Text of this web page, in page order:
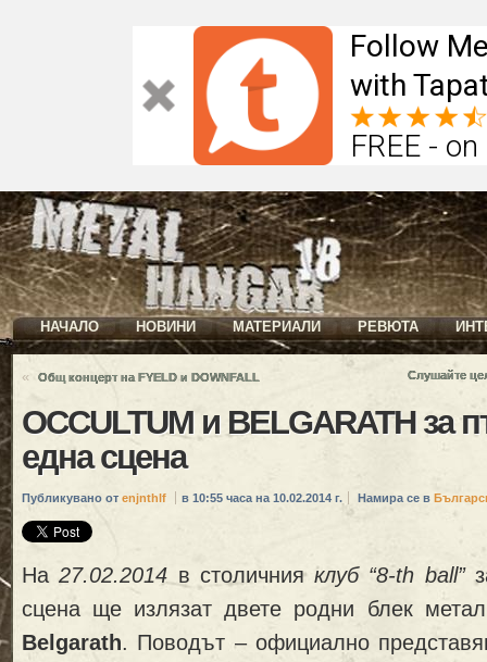
Follow
with
FREE -
НАЧАЛО НОВИНИ МАТЕРИАЛИ РЕВЮТА
« Общ концерт на FYELD и DOWNFALL Слушайте
OCCULTUM и BELGARATH за
една сцена
Публикувано от enjnthlf в 10:55 часа на 10.02.2014 г. Намира се в
На27.02.2014 в столичнияклуб “8-th ball”
сцена ще излязат двете родни блек
Belgarath. Поводът – официално